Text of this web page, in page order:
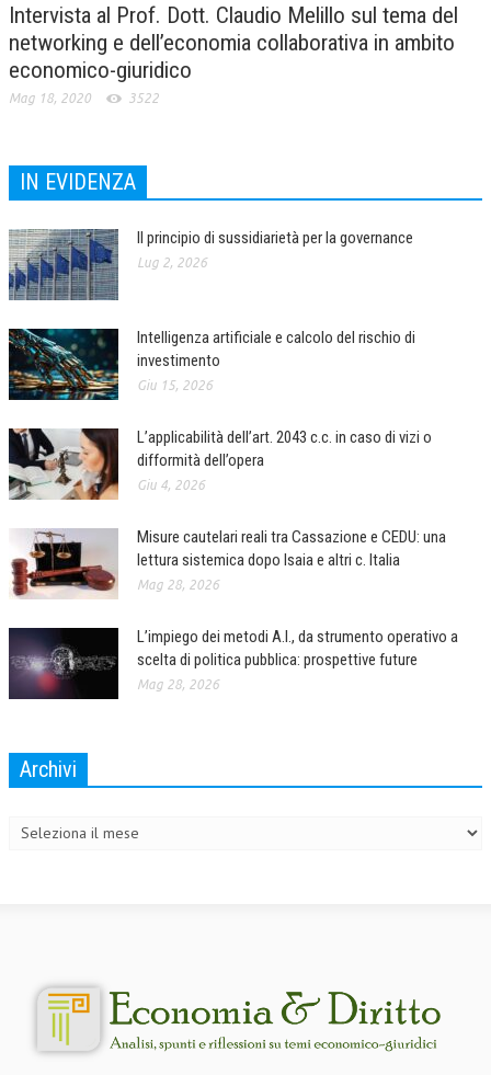
Intervista al Prof. Dott. Claudio Melillo sul tema del
networking e dell’economia collaborativa in ambito
economico-giuridico
Mag 18, 2020 3522
IN EVIDENZA
Il principio di sussidiarietà per la governance
Lug 2, 2026
Intelligenza artificiale e calcolo del rischio di
investimento
Giu 15, 2026
L’applicabilità dell’art. 2043 c.c. in caso di vizi o
difformità dell’opera
Giu 4, 2026
Misure cautelari reali tra Cassazione e CEDU: una
lettura sistemica dopo Isaia e altri c. Italia
Mag 28, 2026
L’impiego dei metodi A.I., da strumento operativo a
scelta di politica pubblica: prospettive future
Mag 28, 2026
Archivi